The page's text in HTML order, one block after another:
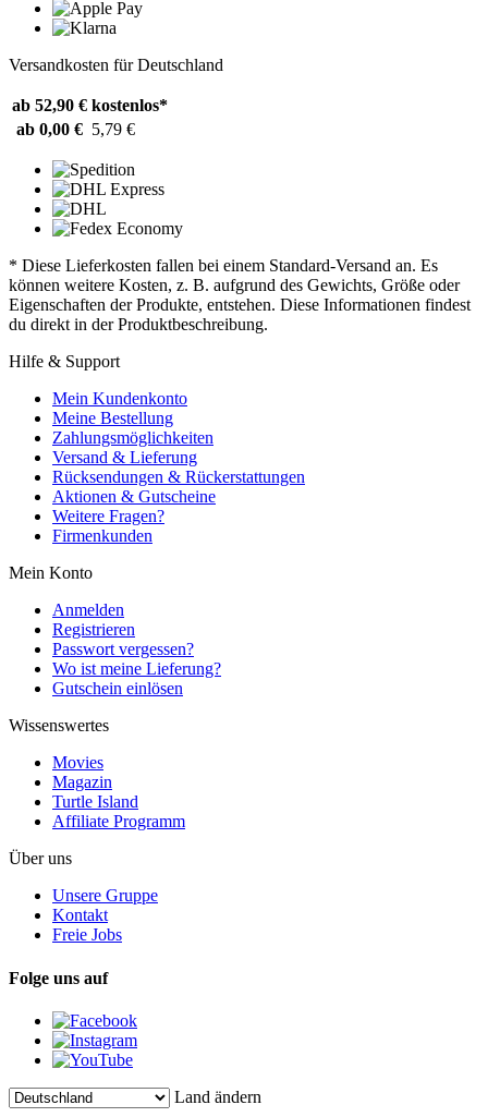
Versandkosten für Deutschland
ab 52,90 € kostenlos*
ab 0,00 € 5,79 €
* Diese Lieferkosten fallen bei einem Standard-Versand an. Es
können weitere Kosten, z. B. aufgrund des Gewichts, Größe oder
Eigenschaften der Produkte, entstehen. Diese Informationen findest
du direkt in der Produktbeschreibung.
Hilfe & Support
Mein Kundenkonto
Meine Bestellung
Zahlungsmöglichkeiten
Versand & Lieferung
Rücksendungen & Rückerstattungen
Aktionen & Gutscheine
Weitere Fragen?
Firmenkunden
Mein Konto
Anmelden
Registrieren
Passwort vergessen?
Wo ist meine Lieferung?
Gutschein einlösen
Wissenswertes
Movies
Magazin
Turtle Island
Affiliate Programm
Über uns
Unsere Gruppe
Kontakt
Freie Jobs
Folge uns auf
Land ändern